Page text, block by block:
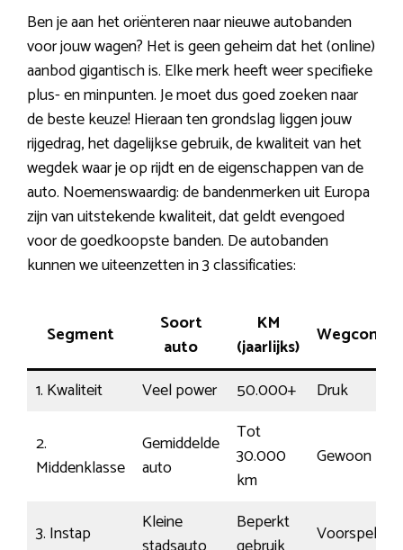
Ben je aan het oriënteren naar nieuwe autobanden
voor jouw wagen? Het is geen geheim dat het (online)
aanbod gigantisch is. Elke merk heeft weer specifieke
plus- en minpunten. Je moet dus goed zoeken naar
de beste keuze! Hieraan ten grondslag liggen jouw
rijgedrag, het dagelijkse gebruik, de kwaliteit van het
wegdek waar je op rijdt en de eigenschappen van de
auto. Noemenswaardig: de bandenmerken uit Europa
zijn van uitstekende kwaliteit, dat geldt evengoed
voor de goedkoopste banden. De autobanden
kunnen we uiteenzetten in 3 classificaties:
Segment
Soort
auto
KM
(jaarlijks)
1. Kwaliteit Veel power 50.000+
Druk
2.
Middenklasse
Gemiddelde
auto
Tot
30.000
km
Gewoon
3. Instap
Kleine
Beperkt